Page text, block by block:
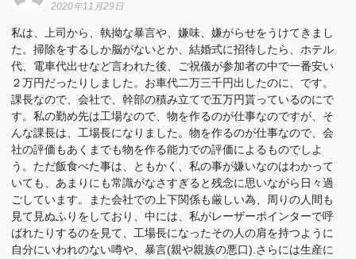
2020年11月29日
私は、上司から、執拗な暴言や、嫌味、嫌がらせをうけてきまし
た。掃除をするしか脳がないとか、結婚式に招待したら、ホテル
代、電車代出せなど言われた後、ご祝儀が参加者の中で一番安い
２万円だったりしました。お車代二万三千円出したのに、です。
課長なので、会社で、幹部の積み立てで五万円貰っているのにで
す。私の勤め先は工場なので、物を作るのが仕事なのですが、そ
んな課長は、工場長になりました。物を作るのが仕事なので、会
社の評価もあくまでも物を作る能力での評価によるものでしよ
う。ただ飯食べた事は、ともかく、私の事が嫌いなのはわかって
いても、あまりにも常識がなさすぎると残念に思いながら日々過
ごしています。また会社での上下関係も厳しい為、周りの人間も
見て見ぬふりをしており、中には、私がレーザーポインターで呼
ばれたりするのを見て、工場長になったその人の肩を持つように
自分にいわれのない噂や、暴言(親や親族の悪口).さらには生産に